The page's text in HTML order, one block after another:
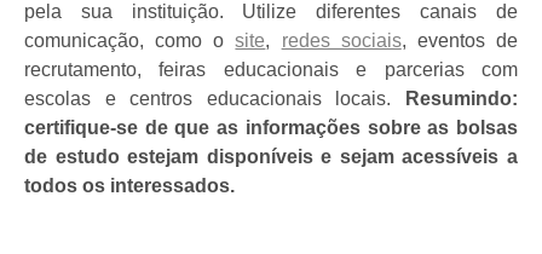
pela sua instituição. Utilize diferentes canais de
comunicação, como osite, redes sociais, eventos de
recrutamento, feiras educacionais e parcerias com
escolas e centros educacionais locais. Resumindo:
certifique-se de que as informações sobre as bolsas
de estudo estejam disponíveis e sejam acessíveis a
todos os interessados.